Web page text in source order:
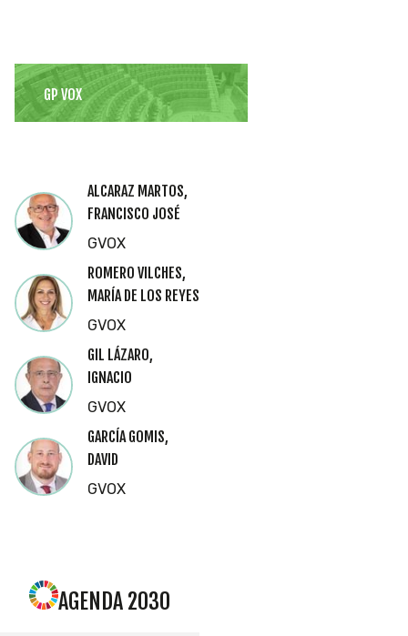
GP VOX
ALCARAZ MARTOS,
FRANCISCO JOSÉ
GVOX
ROMERO VILCHES,
MARÍA DE LOS REYES
GVOX
GIL LÁZARO,
IGNACIO
GVOX
GARCÍA GOMIS,
DAVID
GVOX
AGENDA 2030